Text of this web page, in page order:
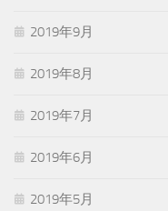
2019年9月
2019年8月
2019年7月
2019年6月
2019年5月